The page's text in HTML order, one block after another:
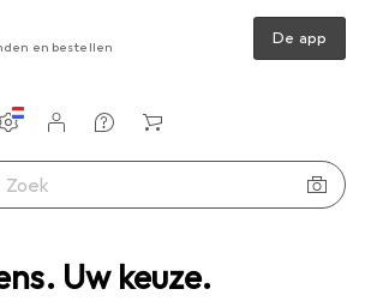
Uw keuze.
en bestellen De app
altijd kussen Custom Fit confort Laag, verte